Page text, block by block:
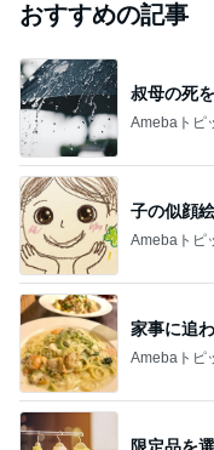
おすすめの記事
叔母の死
Amebaトピ
子の似顔
Amebaトピ
家事に追
Amebaトピ
限定品を